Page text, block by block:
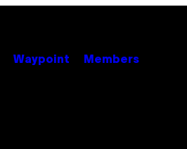
Waypoint Members